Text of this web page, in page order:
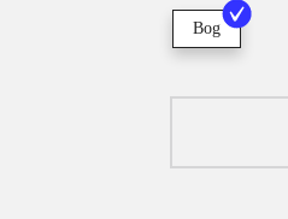
Bog